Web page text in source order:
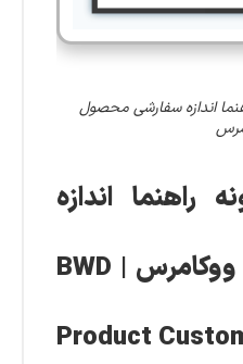
اندازه سفارشی محصول
راهنما اندازه
سفارشی محصول ووکامرس | BWD
Product